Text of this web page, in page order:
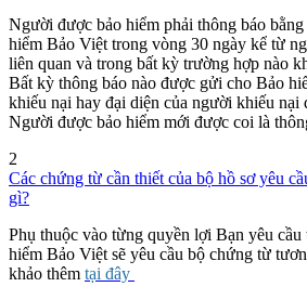
Người được bảo hiểm phải thông báo
hiểm Bảo Việt trong vòng 30 ngày kể từ
liên quan và trong bất kỳ trường hợp nào
Bất kỳ thông báo nào được gửi cho Bảo
khiếu nại hay đại diện của người khiếu nại
Người được bảo hiểm mới được coi là
2
Các chứng từ cần thiết của bộ hồ sơ yêu
gì?
Phụ thuộc vào từng quyền lợi Bạn yêu cầu
hiểm Bảo Việt sẽ yêu cầu bộ chứng từ
khảo thêm tại đây